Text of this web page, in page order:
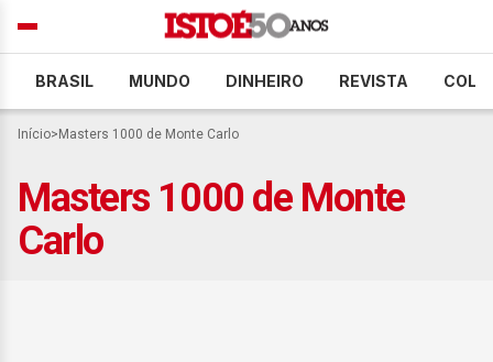
BRASIL MUNDO DINHEIRO REVISTA
Início> Masters 1000 de Monte Carlo
Masters 1000 de Monte
Carlo